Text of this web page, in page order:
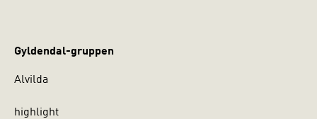
Gyldendal-gruppen
Alvilda
highlight